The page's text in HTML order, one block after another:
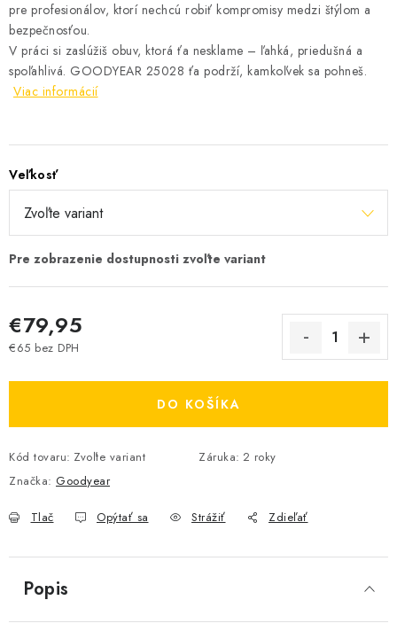
pre profesionálov, ktorí nechcú robiť kompromisy medzi štýlom a
bezpečnosťou.
V práci si zaslúžiš obuv, ktorá ťa nesklame – ľahká, priedušná a
spoľahlivá. GOODYEAR 25028 ťa podrží, kamkoľvek sa pohneš.
Viac informácií
Veľkosť
€79,95
€65 bez DPH
DO KOŠÍKA
Kód tovaru: Zvoľte variant Záruka: 2 roky
Značka: Goodyear
Tlač Opýtať sa Strážiť Zdieľať
Popis